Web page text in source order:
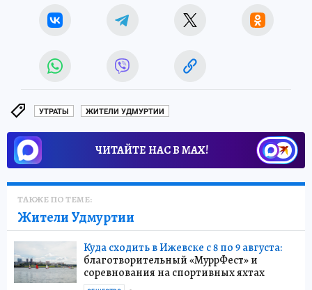
УТРАТЫ ЖИТЕЛИ УДМУРТИИ
ЧИТАЙТЕ НАС В МАХ!
ТАКЖЕ ПО ТЕМЕ:
Жители Удмуртии
Куда сходить в Ижевске с 8 по 9 августа:
благотворительный «МуррФест» и
соревнования на спортивных яхтах